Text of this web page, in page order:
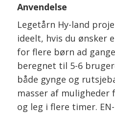
Anvendelse
Legetårn Hy-land
ideelt, hvis du ønsker
for flere børn ad
beregnet til 5-6
både gynge og
masser af
og leg i flere timer.